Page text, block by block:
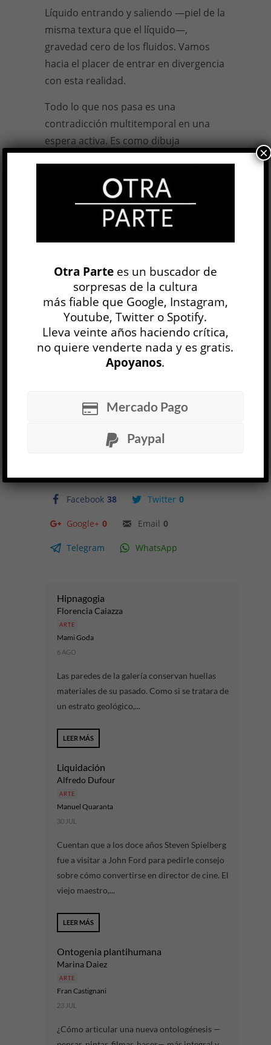
Líquido entrando y saliendo —piel de la
misma textura que el líquido—,
gravedad cero de los fluidos. Vamos
hacia el placer de entrar en divergencia
con esta realidad.
Todo lo que nos pasa es una
contradicción multitemporal en una
espera activa. Es como dibuja
cambia, todo cambia
Galería Ruth Benzacar, Buenos Aires, 26
de septiembre – 3 de noviembre de
2018.
Ver nota relacionada (1)
Facebook 38 Twitter 0
Google+ 0 Email 0
Telegram WhatsApp
Hipnagogia
Florencia Caiazza
ARTE
Mami Goda
6 AGO
Las paredes de la galería conservan huellas
materiales de su pasado. Como si se tratara de
un estrato geológico,...
LEER MÁS
Liquidación
Alfredo Dufour
ARTE
Manuel Quaranta
30 JUL
Cuentan que a los doce años Steven Spielberg
fue a visitar a John Ford para pedirle consejo
sobre cómo convertirse en director de cine. El
viejo maestro,...
LEER MÁS
Ontogenia plantihumana
Marina Daiez
ARTE
Fran Castignani
23 JUL
¿Cómo articular una nueva ontologénesis —
Otra Partees un buscador de
sorpresas de la cultura
más fiable que Google, Instagram,
Youtube, Twitter o Spotify.
Lleva veinte años haciendo crítica,
no quiere venderte nada y es gratis.
Apoyanos.
Mercado Pago
Paypal
×